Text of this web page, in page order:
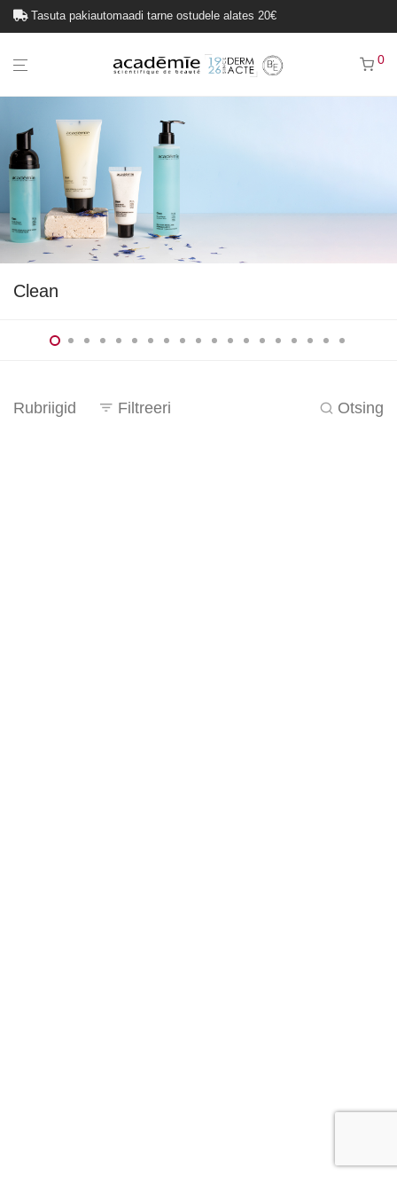
Tasuta pakiautomaadi tarne ostudele alates 20€
0
Clean
Rubriigid Filtreeri Otsing